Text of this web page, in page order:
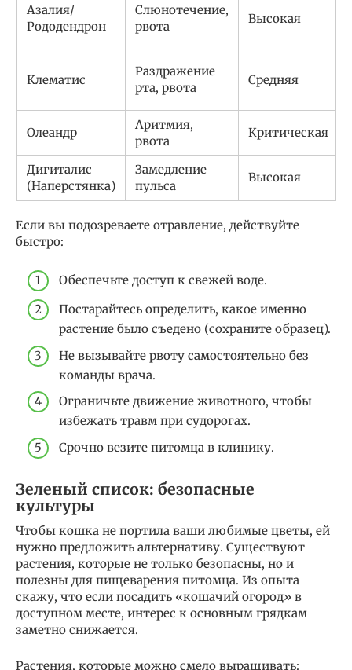
Азалия/
Рододендрон
Слюнотечение,
рвота
Высокая
Клематис
Раздражение
рта, рвота
Средняя
Олеандр
Аритмия,
рвота
Критическая
Дигиталис
(Наперстянка)
Замедление
пульса
Высокая
Если вы подозреваете отравление, действуйте
быстро:
Обеспечьте доступ к свежей воде.
Постарайтесь определить, какое именно
растение было съедено (сохраните образец).
Не вызывайте рвоту самостоятельно без
команды врача.
Ограничьте движение животного, чтобы
избежать травм при судорогах.
Срочно везите питомца в клинику.
Зеленый список: безопасные
культуры
Чтобы кошка не портила ваши любимые цветы, ей
нужно предложить альтернативу. Существуют
растения, которые не только безопасны, но и
полезны для пищеварения питомца. Из опыта
скажу, что если посадить «кошачий огород» в
доступном месте, интерес к основным грядкам
заметно снижается.
Растения, которые можно смело выращивать: